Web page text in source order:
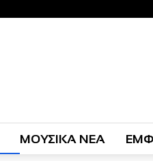
ΜΟΥΣΙΚΑ ΝΕΑ